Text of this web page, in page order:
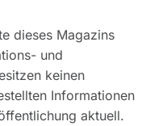
dieses Magazins
und
keinen
Informationen
aktuell.